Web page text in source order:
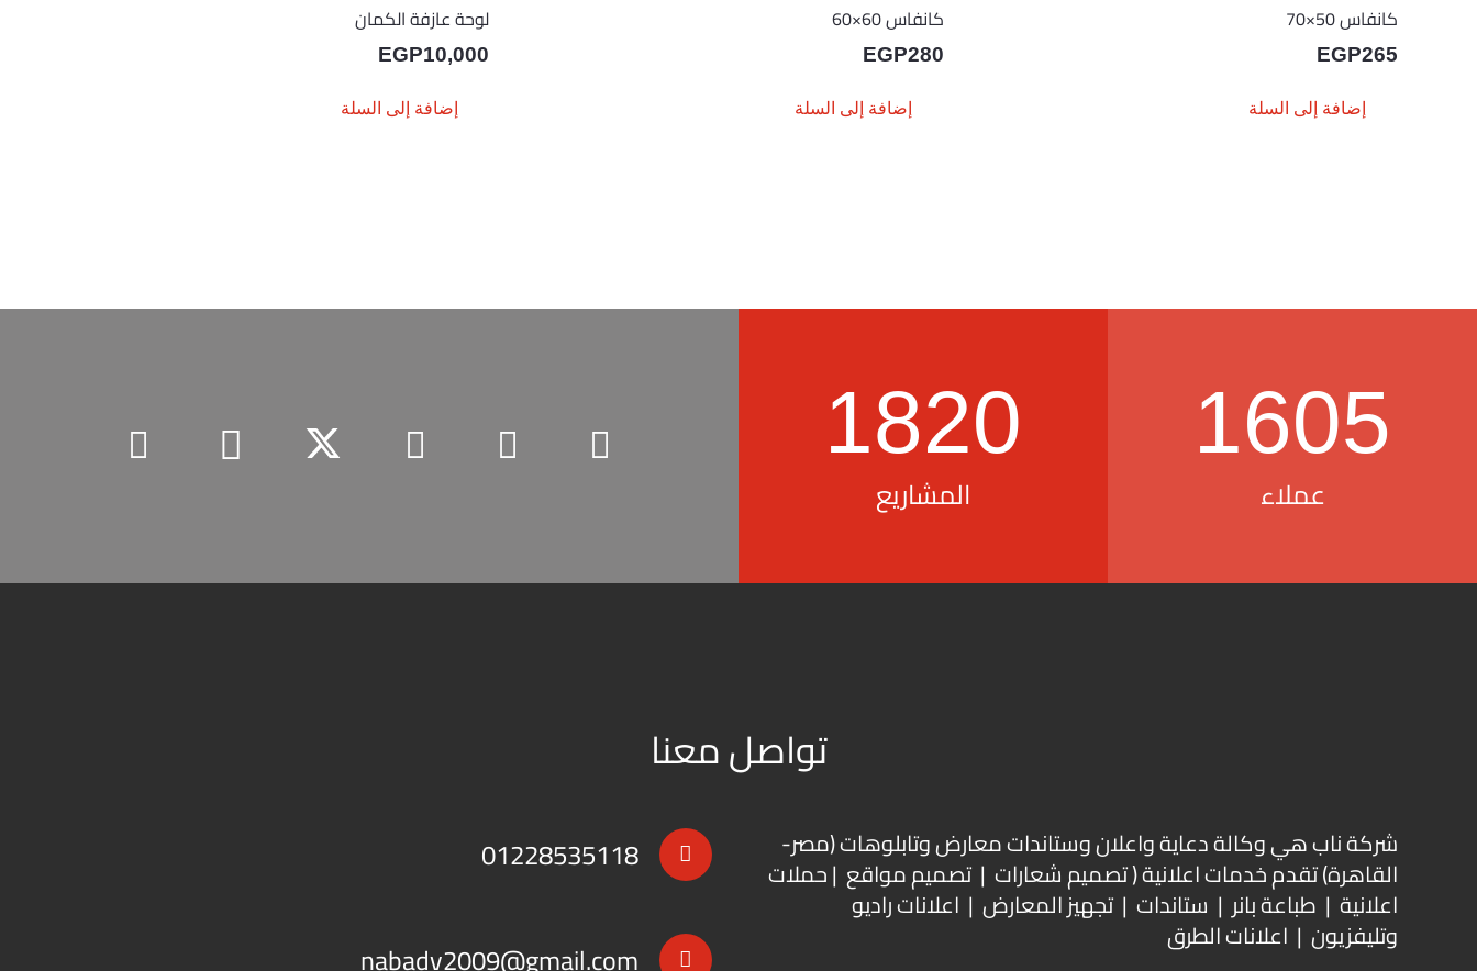
كانفاس 50×70
EGP265
إضافة إلى السلة
كانفاس 60×60
EGP280
إضافة إلى السلة
لوحة عازفة الكمان
EGP10,000
إضافة إلى السلة
1605
عملاء
1820
المشاريع
تواصل معنا
شركة ناب هي وكالة دعاية واعلان وستاندات معارضوتابلوهات(مصر-
القاهرة) تقدم خدمات اعلانية ( تصميم شعارات | تصميم مواقع | حملات
اعلانية | طباعة بانر | ستاندات | تجهيز المعارض | اعلانات راديو
وتليفزيون | اعلانات الطرق
01228535118
nabadv2009@gmail.com